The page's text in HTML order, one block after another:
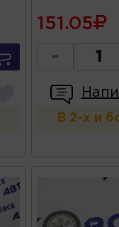
151.05
-
В 2-х и